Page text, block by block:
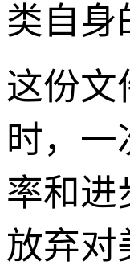
类自身
这份文
时，一
率和进
放弃对